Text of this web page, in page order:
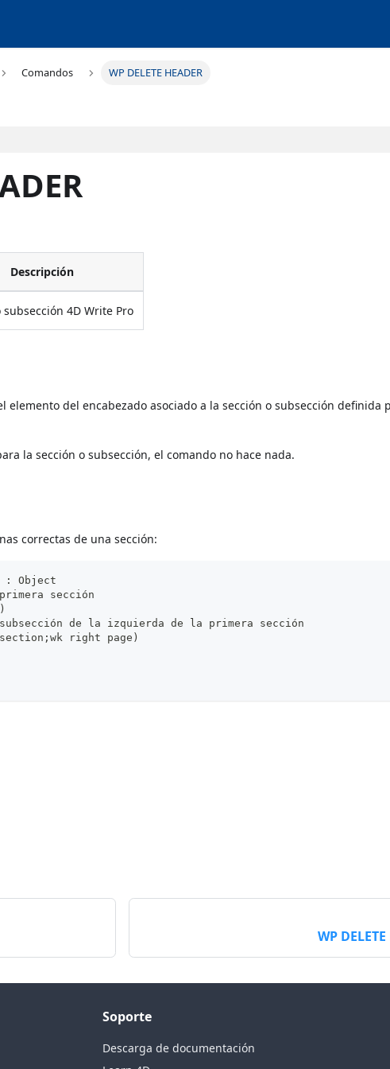
Comandos WP DELETE HEADER
Descripción
subsección 4D Write Pro
elemento del encabezado asociado a la sección o subsección definida
la sección o subsección, el comando no hace nada.
correctas de una sección:
: Object
sección
de la izquierda de la primera sección
right page)
WP
Soporte
Descarga de documentación